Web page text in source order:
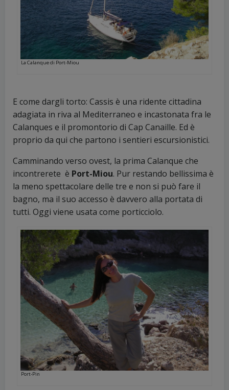
La Calanque di Port-Miou
E come dargli torto: Cassis è una ridente cittadina
adagiata in riva al Mediterraneo e incastonata fra le
Calanques e il promontorio di Cap Canaille. Ed è
proprio da qui che partono i sentieri escursionistici.
Camminando verso ovest, la prima Calanque che
incontrerete è Port-Miou. Pur restando bellissima è
la meno spettacolare delle tre e non si può fare il
bagno, ma il suo accesso è davvero alla portata di
tutti. Oggi viene usata come porticciolo.
Port-Pin